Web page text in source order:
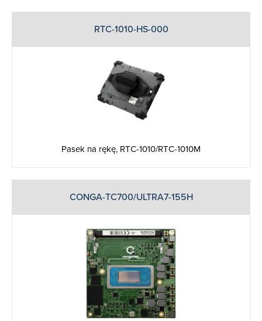
RTC-1010-HS-000
Pasek na rękę, RTC-1010/RTC-1010M
CONGA-TC700/ULTRA7-155H